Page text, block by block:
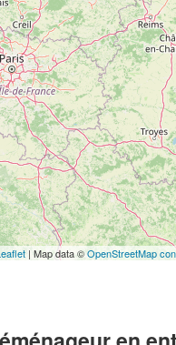
| Map data ©OpenStreetMap